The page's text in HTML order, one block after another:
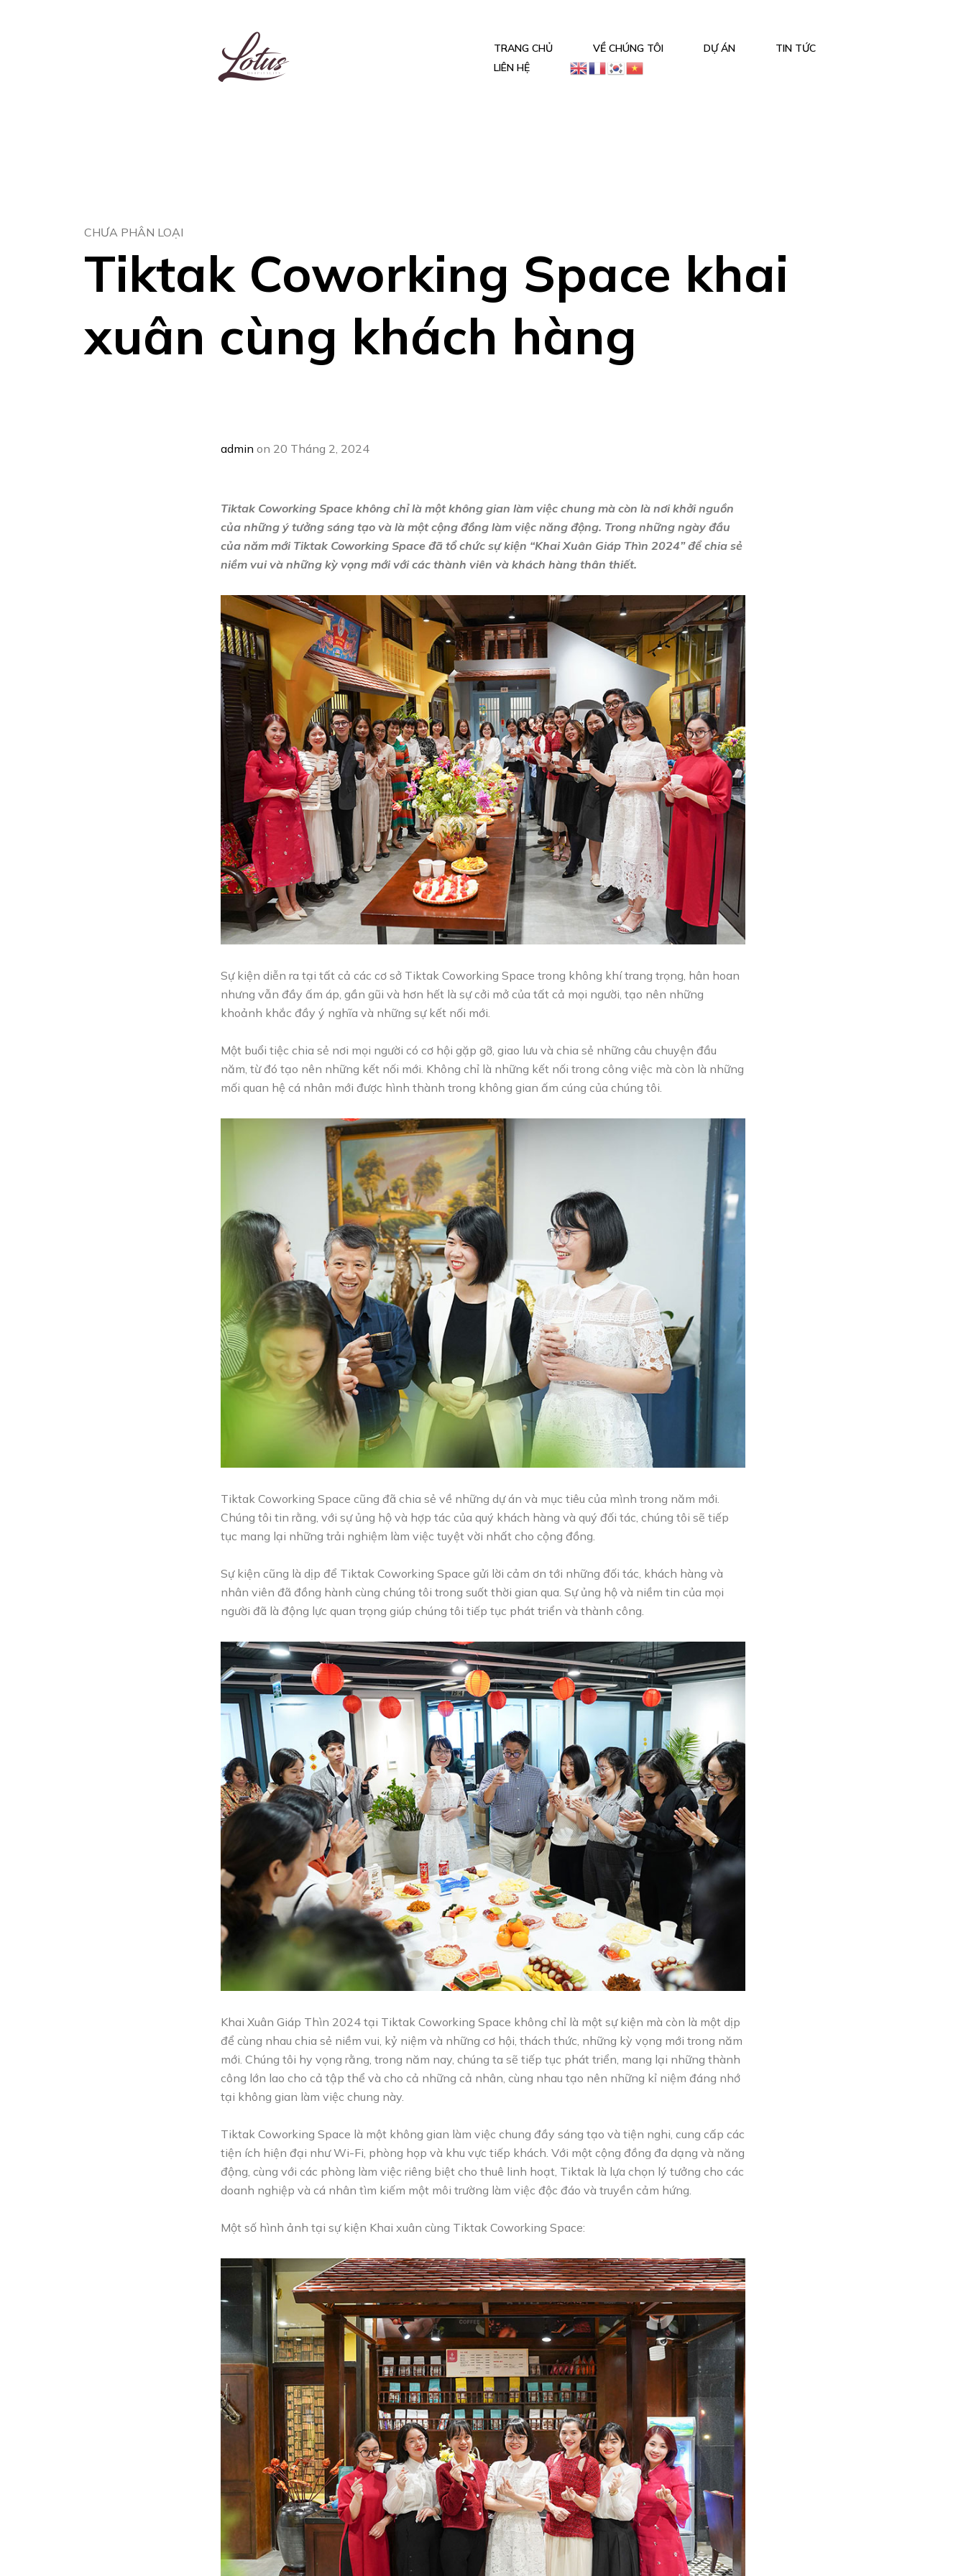
TRANG CHỦ VỀ CHÚNG TÔI DỰ ÁN
TIN TỨC
LIÊN HỆ
CHƯA PHÂN LOẠI
Tiktak Coworking Space khai
xuân cùng khách hàng
admin on 20 Tháng 2, 2024
Tiktak Coworking Space không chỉ là một không gian làm việc chung mà còn là nơi khởi nguồn
của những ý tưởng sáng tạo và là một cộng đồng làm việc năng động. Trong những ngày đầu
của năm mới Tiktak Coworking Space đã tổ chức sự kiện “Khai Xuân Giáp Thìn 2024” để chia sẻ
niềm vui và những kỳ vọng mới với các thành viên và khách hàng thân thiết.
Sự kiện diễn ra tại tất cả các cơ sở Tiktak Coworking Space trong không khí trang trọng, hân hoan
nhưng vẫn đầy ấm áp, gần gũi và hơn hết là sự cởi mở của tất cả mọi người, tạo nên những
khoảnh khắc đầy ý nghĩa và những sự kết nối mới.
Một buổi tiệc chia sẻ nơi mọi người có cơ hội gặp gỡ, giao lưu và chia sẻ những câu chuyện đầu
năm, từ đó tạo nên những kết nối mới. Không chỉ là những kết nối trong công việc mà còn là những
mối quan hệ cá nhân mới được hình thành trong không gian ấm cúng của chúng tôi.
Tiktak Coworking Space cũng đã chia sẻ về những dự án và mục tiêu của mình trong năm mới.
Chúng tôi tin rằng, với sự ủng hộ và hợp tác của quý khách hàng và quý đối tác, chúng tôi sẽ tiếp
tục mang lại những trải nghiệm làm việc tuyệt vời nhất cho cộng đồng.
Sự kiện cũng là dịp để Tiktak Coworking Space gửi lời cảm ơn tới những đối tác, khách hàng và
nhân viên đã đồng hành cùng chúng tôi trong suốt thời gian qua. Sự ủng hộ và niềm tin của mọi
người đã là động lực quan trọng giúp chúng tôi tiếp tục phát triển và thành công.
Khai Xuân Giáp Thìn 2024 tại Tiktak Coworking Space không chỉ là một sự kiện mà còn là một dịp
để cùng nhau chia sẻ niềm vui, kỷ niệm và những cơ hội, thách thức, những kỳ vọng mới trong năm
mới. Chúng tôi hy vọng rằng, trong năm nay, chúng ta sẽ tiếp tục phát triển, mang lại những thành
công lớn lao cho cả tập thể và cho cả những cả nhân, cùng nhau tạo nên những kỉ niệm đáng nhớ
tại không gian làm việc chung này.
Tiktak Coworking Space là một không gian làm việc chung đầy sáng tạo và tiện nghi, cung cấp các
tiện ích hiện đại như Wi-Fi, phòng họp và khu vực tiếp khách. Với một cộng đồng đa dạng và năng
động, cùng với các phòng làm việc riêng biệt cho thuê linh hoạt, Tiktak là lựa chọn lý tưởng cho các
doanh nghiệp và cá nhân tìm kiếm một môi trường làm việc độc đáo và truyền cảm hứng.
Một số hình ảnh tại sự kiện Khai xuân cùng Tiktak Coworking Space: